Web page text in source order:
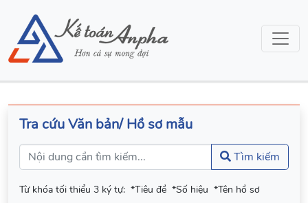
Tra cứu Văn bản/ Hồ sơ mẫu
Tìm kiếm
Từ khóa tối thiểu 3 ký tự: *Tiêu đề *Số hiệu *Tên hồ sơ